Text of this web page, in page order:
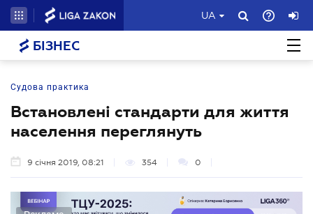
UA
БІЗНЕС
Судова практика
Встановлені стандарти для життя
населення переглянуть
9 січня 2019, 08:21 354 0